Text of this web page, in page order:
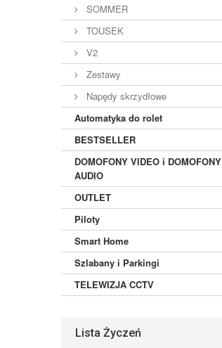
SOMMER
TOUSEK
V2
Zestawy
Napędy skrzydłowe
Automatyka do rolet
BESTSELLER
DOMOFONY VIDEO i DOMOFONY
AUDIO
OUTLET
Piloty
Smart Home
Szlabany i Parkingi
TELEWIZJA CCTV
Lista Życzeń